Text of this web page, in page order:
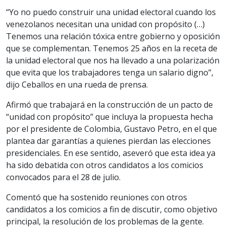
“Yo no puedo construir una unidad electoral cuando los
venezolanos necesitan una unidad con propósito (…)
Tenemos una relación tóxica entre gobierno y oposición
que se complementan. Tenemos 25 años en la receta de
la unidad electoral que nos ha llevado a una polarización
que evita que los trabajadores tenga un salario digno”,
dijo Ceballos en una rueda de prensa.
Afirmó que trabajará en la construcción de un pacto de
“unidad con propósito” que incluya la propuesta hecha
por el presidente de Colombia, Gustavo Petro, en el que
plantea dar garantías a quienes pierdan las elecciones
presidenciales. En ese sentido, aseveró que esta idea ya
ha sido debatida con otros candidatos a los comicios
convocados para el 28 de julio.
Comentó que ha sostenido reuniones con otros
candidatos a los comicios a fin de discutir, como objetivo
principal, la resolución de los problemas de la gente.